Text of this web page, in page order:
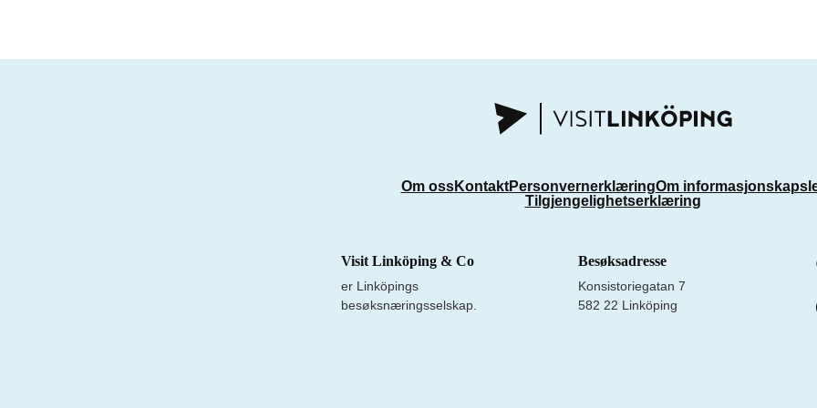
Om ossKontaktPersonvernerklæringOm
Tilgjengelighetserklæring
Visit Linköping & Co
er Linköpings
besøksnæringsselskap.
Besøksadresse
Konsistoriegatan 7
582 22 Linköping